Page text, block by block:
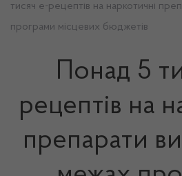
тисяч е-рецептів на наркотичні
програми місцевих бюджетів
Понад 5
рецептів на
препарати